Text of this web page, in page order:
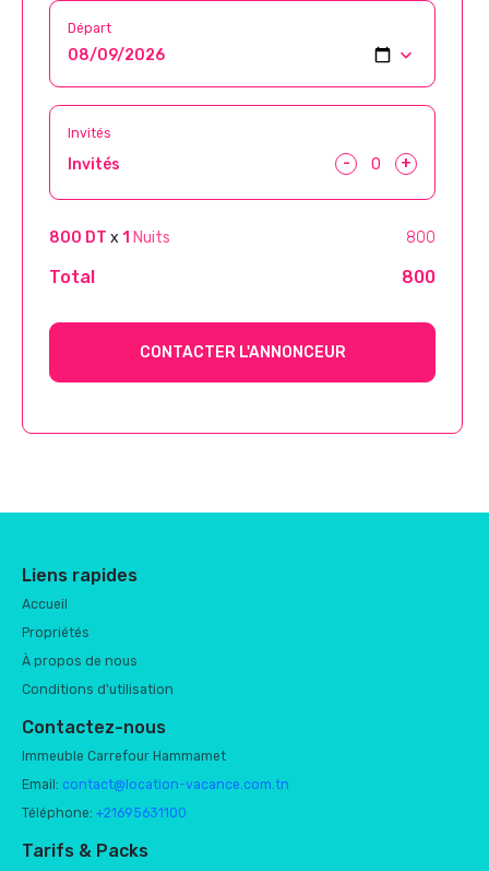
Départ
Invités
Invités - +
800 DT x 1 Nuits 800
Total 800
CONTACTER L'ANNONCEUR
Liens rapides
Accueil
Propriétés
À propos de nous
Conditions d'utilisation
Contactez-nous
Immeuble Carrefour Hammamet
Email: contact@location-vacance.com.tn
Téléphone: +21695631100
Tarifs & Packs